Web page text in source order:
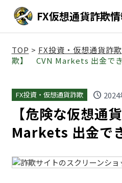
FX仮想通貨詐欺
TOP > FX投資・仮想通貨詐欺
欺】 CVN Markets 出金でき
FX投資・仮想通貨詐欺 schedule
【危険な仮想通
Markets 出金で